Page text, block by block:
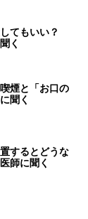
してもいい？
く
煙と「お口の
聞く
するとどうな
師に聞く